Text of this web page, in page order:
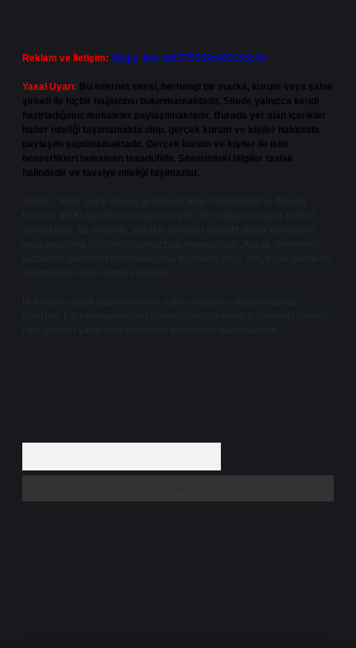
Reklam ve İletişim: Skype: live:.cid.575569c608265c69
Yasal Uyarı: Bu internet sitesi, herhangi bir marka, kurum veya şahıs
şirketi ile hiçbir bağlantısı bulunmamaktadır. Sitede yalnızca kendi
hazırladığımız makaleler paylaşılmaktadır. Burada yer alan içerikler
haber niteliği taşımamakta olup, gerçek kurum ve kişiler hakkında
paylaşım yapılmamaktadır. Gerçek kurum ve kişiler ile isim
benzerlikleri tamamen tesadüfidir. Sitemizdeki bilgiler taslak
halindedir ve tavsiye niteliği taşımazlar.
Sitemiz, 5651 Sayılı Kanun gereğince Bilgi Teknolojileri ve İletişim
Kurumu (BTK) tarafından onaylanmış bir Yer Sağlayıcı olarak hizmet
vermektedir. Bu nedenle, sitedeki içerikleri proaktif olarak denetleme
veya araştırma yükümlülüğümüz bulunmamaktadır. Ancak, üyelerimiz
yazdıkları içeriklerin sorumluluğunu taşımakta olup, siteye üye olarak bu
sorumluluğu kabul etmiş sayılırlar.
Hukuka ve yasal düzenlemelere aykırı olduğunu düşündüğünüz
içerikleri,
backlinkpanelicomtr@gmail.com adresine bildirmeniz halinde,
ilgili içerikler yasal süre içerisinde sitemizden kaldırılacaktır.